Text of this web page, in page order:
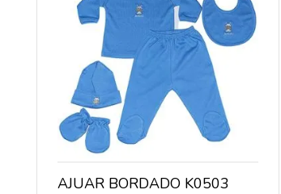
AJUAR BORDADO K0503